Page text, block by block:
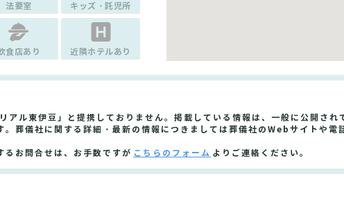
法要室 キッズ・託児所
食店あり 近隣ホテルあり
アル東伊豆」と提携しておりません。掲載している情報は、一般に公開され
葬儀社に関する詳細・最新の情報につきましては葬儀社のWebサイトや電
るお問合せは、お手数ですが こちらのフォーム よりご連絡ください。